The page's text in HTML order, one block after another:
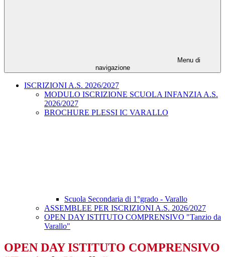
Menu di
navigazione
ISCRIZIONI A.S. 2026/2027
MODULO ISCRIZIONE SCUOLA INFANZIA A.S.
2026/2027
BROCHURE PLESSI IC VARALLO
Scuola Secondaria di 1°grado - Varallo
ASSEMBLEE PER ISCRIZIONI A.S. 2026/2027
OPEN DAY ISTITUTO COMPRENSIVO "Tanzio da
Varallo"
OPEN DAY ISTITUTO COMPRENSIVO